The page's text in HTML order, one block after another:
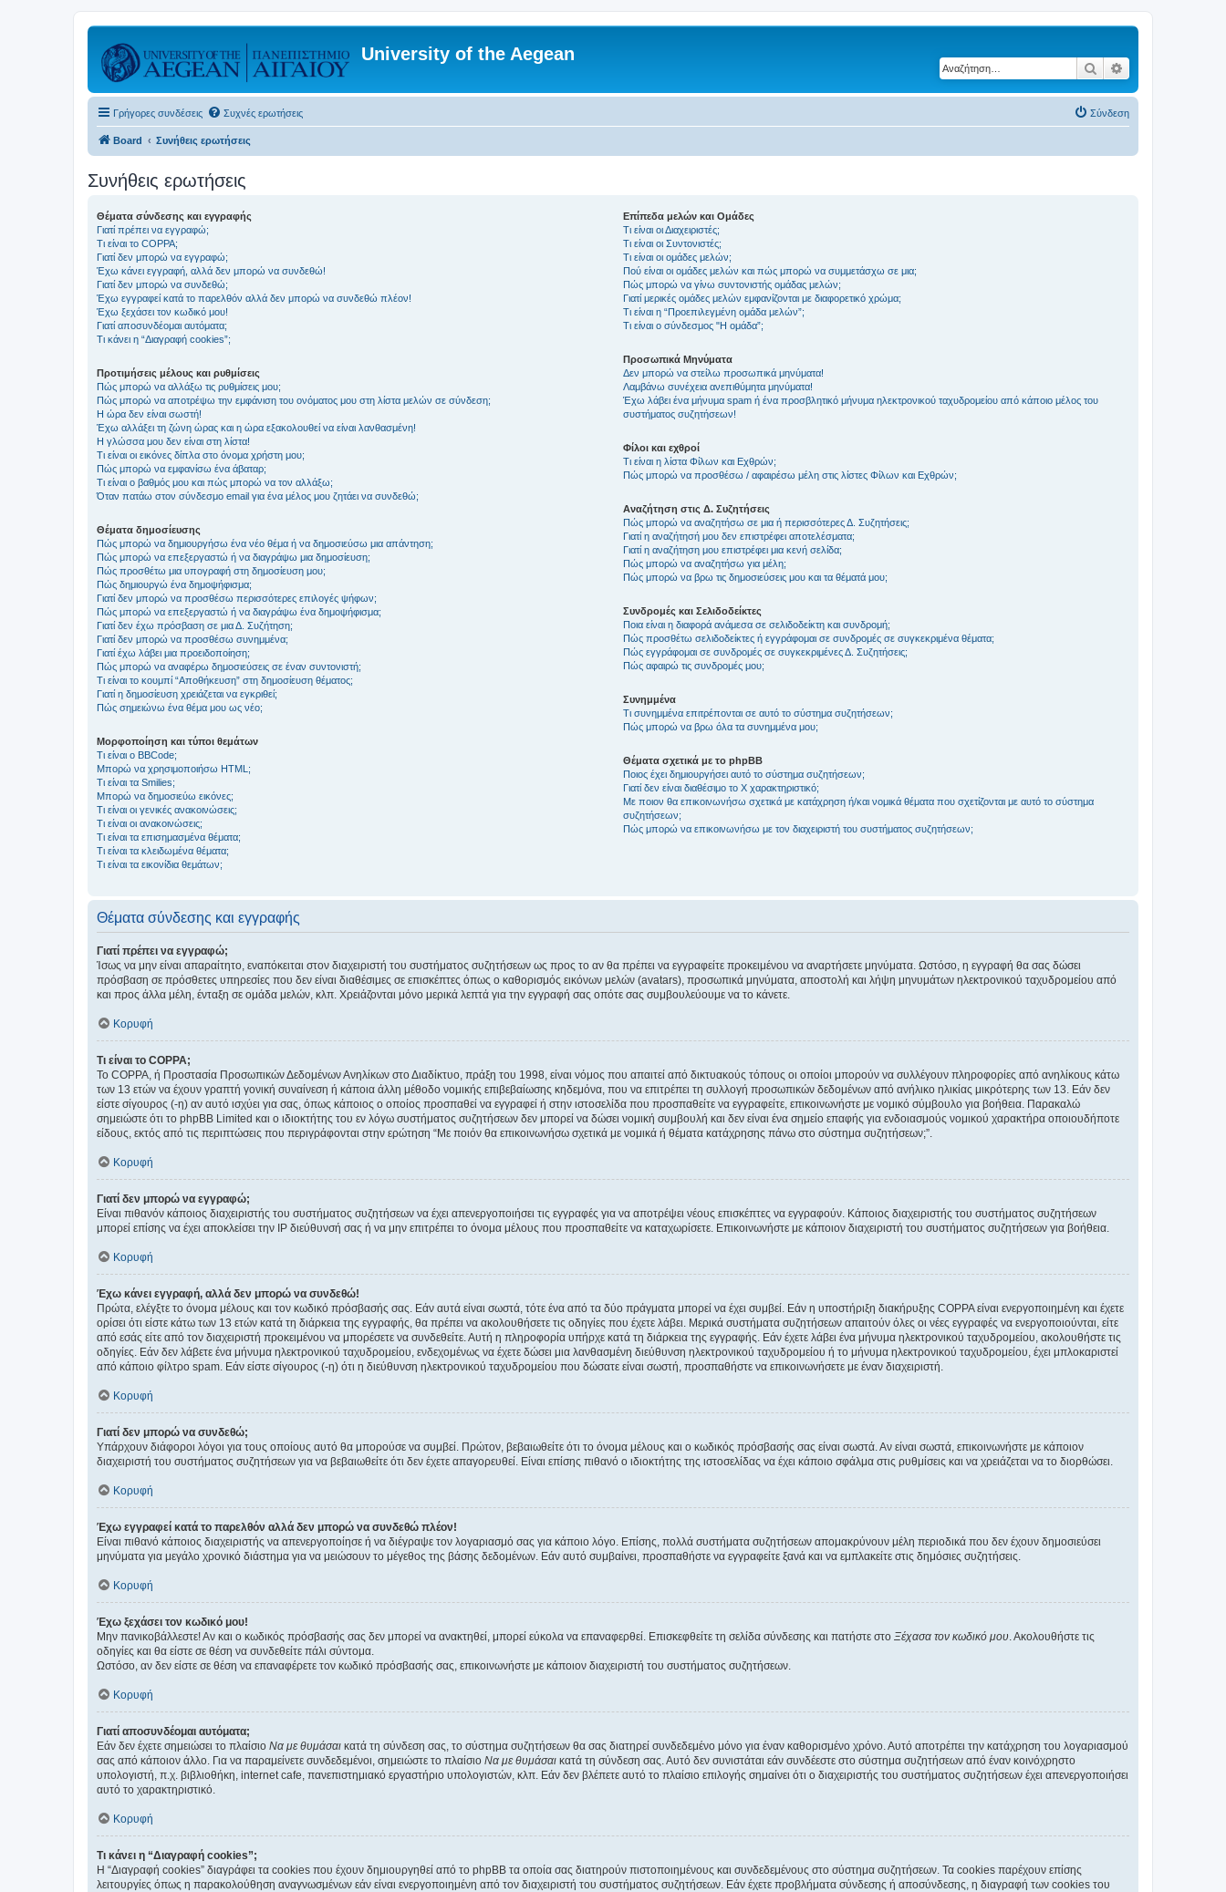
University of the Aegean
Αναζήτηση
Γρήγορες συνδέσεις Συχνές ερωτήσεις Σύνδεση
Board Συνήθεις ερωτήσεις
Συνήθεις ερωτήσεις
Θέματα σύνδεσης και εγγραφής
Γιατί πρέπει να εγγραφώ;
Τι είναι το COPPA;
Γιατί δεν μπορώ να εγγραφώ;
Έχω κάνει εγγραφή, αλλά δεν μπορώ να συνδεθώ!
Γιατί δεν μπορώ να συνδεθώ;
Έχω εγγραφεί κατά το παρελθόν αλλά δεν μπορώ να συνδεθώ πλέον!
Έχω ξεχάσει τον κωδικό μου!
Γιατί αποσυνδέομαι αυτόματα;
Τι κάνει η “Διαγραφή cookies”;
Προτιμήσεις μέλους και ρυθμίσεις
Πώς μπορώ να αλλάξω τις ρυθμίσεις μου;
Πώς μπορώ να αποτρέψω την εμφάνιση του ονόματος μου στη λίστα μελών σε σύνδεση;
Η ώρα δεν είναι σωστή!
Έχω αλλάξει τη ζώνη ώρας και η ώρα εξακολουθεί να είναι λανθασμένη!
Η γλώσσα μου δεν είναι στη λίστα!
Τι είναι οι εικόνες δίπλα στο όνομα χρήστη μου;
Πώς μπορώ να εμφανίσω ένα άβαταρ;
Τι είναι ο βαθμός μου και πώς μπορώ να τον αλλάξω;
Όταν πατάω στον σύνδεσμο email για ένα μέλος μου ζητάει να συνδεθώ;
Θέματα δημοσίευσης
Πώς μπορώ να δημιουργήσω ένα νέο θέμα ή να δημοσιεύσω μια απάντηση;
Πώς μπορώ να επεξεργαστώ ή να διαγράψω μια δημοσίευση;
Πώς προσθέτω μια υπογραφή στη δημοσίευση μου;
Πώς δημιουργώ ένα δημοψήφισμα;
Γιατί δεν μπορώ να προσθέσω περισσότερες επιλογές ψήφων;
Πώς μπορώ να επεξεργαστώ ή να διαγράψω ένα δημοψήφισμα;
Γιατί δεν έχω πρόσβαση σε μια Δ. Συζήτηση;
Γιατί δεν μπορώ να προσθέσω συνημμένα;
Γιατί έχω λάβει μια προειδοποίηση;
Πώς μπορώ να αναφέρω δημοσιεύσεις σε έναν συντονιστή;
Τι είναι το κουμπί “Αποθήκευση” στη δημοσίευση θέματος;
Γιατί η δημοσίευση χρειάζεται να εγκριθεί;
Πώς σημειώνω ένα θέμα μου ως νέο;
Μορφοποίηση και τύποι θεμάτων
Τι είναι ο BBCode;
Μπορώ να χρησιμοποιήσω HTML;
Τι είναι τα Smilies;
Μπορώ να δημοσιεύω εικόνες;
Τι είναι οι γενικές ανακοινώσεις;
Τι είναι οι ανακοινώσεις;
Τι είναι τα επισημασμένα θέματα;
Τι είναι τα κλειδωμένα θέματα;
Τι είναι τα εικονίδια θεμάτων;
Επίπεδα μελών και Ομάδες
Τι είναι οι Διαχειριστές;
Τι είναι οι Συντονιστές;
Τι είναι οι ομάδες μελών;
Πού είναι οι ομάδες μελών και πώς μπορώ να συμμετάσχω σε μια;
Πώς μπορώ να γίνω συντονιστής ομάδας μελών;
Γιατί μερικές ομάδες μελών εμφανίζονται με διαφορετικό χρώμα;
Τι είναι η “Προεπιλεγμένη ομάδα μελών”;
Τι είναι ο σύνδεσμος "Η ομάδα”;
Προσωπικά Μηνύματα
Δεν μπορώ να στείλω προσωπικά μηνύματα!
Λαμβάνω συνέχεια ανεπιθύμητα μηνύματα!
Έχω λάβει ένα μήνυμα spam ή ένα προσβλητικό μήνυμα ηλεκτρονικού ταχυδρομείου από κάποιο μέλος του
συστήματος συζητήσεων!
Φίλοι και εχθροί
Τι είναι η λίστα Φίλων και Εχθρών;
Πώς μπορώ να προσθέσω / αφαιρέσω μέλη στις λίστες Φίλων και Εχθρών;
Αναζήτηση στις Δ. Συζητήσεις
Πώς μπορώ να αναζητήσω σε μια ή περισσότερες Δ. Συζητήσεις;
Γιατί η αναζήτησή μου δεν επιστρέφει αποτελέσματα;
Γιατί η αναζήτηση μου επιστρέφει μια κενή σελίδα;
Πώς μπορώ να αναζητήσω για μέλη;
Πώς μπορώ να βρω τις δημοσιεύσεις μου και τα θέματά μου;
Συνδρομές και Σελιδοδείκτες
Ποια είναι η διαφορά ανάμεσα σε σελιδοδείκτη και συνδρομή;
Πώς προσθέτω σελιδοδείκτες ή εγγράφομαι σε συνδρομές σε συγκεκριμένα θέματα;
Πώς εγγράφομαι σε συνδρομές σε συγκεκριμένες Δ. Συζητήσεις;
Πώς αφαιρώ τις συνδρομές μου;
Συνημμένα
Τι συνημμένα επιτρέπονται σε αυτό το σύστημα συζητήσεων;
Πώς μπορώ να βρω όλα τα συνημμένα μου;
Θέματα σχετικά με το phpBB
Ποιος έχει δημιουργήσει αυτό το σύστημα συζητήσεων;
Γιατί δεν είναι διαθέσιμο το Χ χαρακτηριστικό;
Με ποιον θα επικοινωνήσω σχετικά με κατάχρηση ή/και νομικά θέματα που σχετίζονται με αυτό το σύστημα
συζητήσεων;
Πώς μπορώ να επικοινωνήσω με τον διαχειριστή του συστήματος συζητήσεων;
Θέματα σύνδεσης και εγγραφής
Γιατί πρέπει να εγγραφώ;
Ίσως να μην είναι απαραίτητο, εναπόκειται στον διαχειριστή του συστήματος συζητήσεων ως προς το αν θα πρέπει να εγγραφείτε προκειμένου να αναρτήσετε μηνύματα. Ωστόσο, η εγγραφή θα σας δώσει
πρόσβαση σε πρόσθετες υπηρεσίες που δεν είναι διαθέσιμες σε επισκέπτες όπως ο καθορισμός εικόνων μελών (avatars), προσωπικά μηνύματα, αποστολή και λήψη μηνυμάτων ηλεκτρονικού ταχυδρομείου από
και προς άλλα μέλη, ένταξη σε ομάδα μελών, κλπ. Χρειάζονται μόνο μερικά λεπτά για την εγγραφή σας οπότε σας συμβουλεύουμε να το κάνετε.
Κορυφή
Τι είναι το COPPA;
Το COPPA, ή Προστασία Προσωπικών Δεδομένων Ανηλίκων στο Διαδίκτυο, πράξη του 1998, είναι νόμος που απαιτεί από δικτυακούς τόπους οι οποίοι μπορούν να συλλέγουν πληροφορίες από ανηλίκους κάτω
των 13 ετών να έχουν γραπτή γονική συναίνεση ή κάποια άλλη μέθοδο νομικής επιβεβαίωσης κηδεμόνα, που να επιτρέπει τη συλλογή προσωπικών δεδομένων από ανήλικο ηλικίας μικρότερης των 13. Εάν δεν
είστε σίγουρος (-η) αν αυτό ισχύει για σας, όπως κάποιος ο οποίος προσπαθεί να εγγραφεί ή στην ιστοσελίδα που προσπαθείτε να εγγραφείτε, επικοινωνήστε με νομικό σύμβουλο για βοήθεια. Παρακαλώ
σημειώστε ότι το phpBB Limited και ο ιδιοκτήτης του εν λόγω συστήματος συζητήσεων δεν μπορεί να δώσει νομική συμβουλή και δεν είναι ένα σημείο επαφής για ενδοιασμούς νομικού χαρακτήρα οποιουδήποτε
είδους, εκτός από τις περιπτώσεις που περιγράφονται στην ερώτηση “Με ποιόν θα επικοινωνήσω σχετικά με νομικά ή θέματα κατάχρησης πάνω στο σύστημα συζητήσεων;”.
Κορυφή
Γιατί δεν μπορώ να εγγραφώ;
Είναι πιθανόν κάποιος διαχειριστής του συστήματος συζητήσεων να έχει απενεργοποιήσει τις εγγραφές για να αποτρέψει νέους επισκέπτες να εγγραφούν. Κάποιος διαχειριστής του συστήματος συζητήσεων
μπορεί επίσης να έχει αποκλείσει την IP διεύθυνσή σας ή να μην επιτρέπει το όνομα μέλους που προσπαθείτε να καταχωρίσετε. Επικοινωνήστε με κάποιον διαχειριστή του συστήματος συζητήσεων για βοήθεια.
Κορυφή
Έχω κάνει εγγραφή, αλλά δεν μπορώ να συνδεθώ!
Πρώτα, ελέγξτε το όνομα μέλους και τον κωδικό πρόσβασής σας. Εάν αυτά είναι σωστά, τότε ένα από τα δύο πράγματα μπορεί να έχει συμβεί. Εάν η υποστήριξη διακήρυξης COPPA είναι ενεργοποιημένη και έχετε
ορίσει ότι είστε κάτω των 13 ετών κατά τη διάρκεια της εγγραφής, θα πρέπει να ακολουθήσετε τις οδηγίες που έχετε λάβει. Μερικά συστήματα συζητήσεων απαιτούν όλες οι νέες εγγραφές να ενεργοποιούνται, είτε
από εσάς είτε από τον διαχειριστή προκειμένου να μπορέσετε να συνδεθείτε. Αυτή η πληροφορία υπήρχε κατά τη διάρκεια της εγγραφής. Εάν έχετε λάβει ένα μήνυμα ηλεκτρονικού ταχυδρομείου, ακολουθήστε τις
οδηγίες. Εάν δεν λάβετε ένα μήνυμα ηλεκτρονικού ταχυδρομείου, ενδεχομένως να έχετε δώσει μια λανθασμένη διεύθυνση ηλεκτρονικού ταχυδρομείου ή το μήνυμα ηλεκτρονικού ταχυδρομείου, έχει μπλοκαριστεί
από κάποιο φίλτρο spam. Εάν είστε σίγουρος (-η) ότι η διεύθυνση ηλεκτρονικού ταχυδρομείου που δώσατε είναι σωστή, προσπαθήστε να επικοινωνήσετε με έναν διαχειριστή.
Κορυφή
Γιατί δεν μπορώ να συνδεθώ;
Υπάρχουν διάφοροι λόγοι για τους οποίους αυτό θα μπορούσε να συμβεί. Πρώτον, βεβαιωθείτε ότι το όνομα μέλους και ο κωδικός πρόσβασής σας είναι σωστά. Αν είναι σωστά, επικοινωνήστε με κάποιον
διαχειριστή του συστήματος συζητήσεων για να βεβαιωθείτε ότι δεν έχετε απαγορευθεί. Είναι επίσης πιθανό ο ιδιοκτήτης της ιστοσελίδας να έχει κάποιο σφάλμα στις ρυθμίσεις και να χρειάζεται να το διορθώσει.
Κορυφή
Έχω εγγραφεί κατά το παρελθόν αλλά δεν μπορώ να συνδεθώ πλέον!
Είναι πιθανό κάποιος διαχειριστής να απενεργοποίησε ή να διέγραψε τον λογαριασμό σας για κάποιο λόγο. Επίσης, πολλά συστήματα συζητήσεων απομακρύνουν μέλη περιοδικά που δεν έχουν δημοσιεύσει
μηνύματα για μεγάλο χρονικό διάστημα για να μειώσουν το μέγεθος της βάσης δεδομένων. Εάν αυτό συμβαίνει, προσπαθήστε να εγγραφείτε ξανά και να εμπλακείτε στις δημόσιες συζητήσεις.
Κορυφή
Έχω ξεχάσει τον κωδικό μου!
Μην πανικοβάλλεστε! Αν και ο κωδικός πρόσβασής σας δεν μπορεί να ανακτηθεί, μπορεί εύκολα να επαναφερθεί. Επισκεφθείτε τη σελίδα σύνδεσης και πατήστε στο Ξέχασα τον κωδικό μου. Ακολουθήστε τις
οδηγίες και θα είστε σε θέση να συνδεθείτε πάλι σύντομα.
Ωστόσο, αν δεν είστε σε θέση να επαναφέρετε τον κωδικό πρόσβασής σας, επικοινωνήστε με κάποιον διαχειριστή του συστήματος συζητήσεων.
Κορυφή
Γιατί αποσυνδέομαι αυτόματα;
Εάν δεν έχετε σημειώσει το πλαίσιο Να με θυμάσαι κατά τη σύνδεση σας, το σύστημα συζητήσεων θα σας διατηρεί συνδεδεμένο μόνο για έναν καθορισμένο χρόνο. Αυτό αποτρέπει την κατάχρηση του λογαριασμού
σας από κάποιον άλλο. Για να παραμείνετε συνδεδεμένοι, σημειώστε το πλαίσιο Να με θυμάσαι κατά τη σύνδεση σας. Αυτό δεν συνιστάται εάν συνδέεστε στο σύστημα συζητήσεων από έναν κοινόχρηστο
υπολογιστή, π.χ. βιβλιοθήκη, internet cafe, πανεπιστημιακό εργαστήριο υπολογιστών, κλπ. Εάν δεν βλέπετε αυτό το πλαίσιο επιλογής σημαίνει ότι ο διαχειριστής του συστήματος συζητήσεων έχει απενεργοποιήσει
αυτό το χαρακτηριστικό.
Κορυφή
Τι κάνει η “Διαγραφή cookies”;
Η “Διαγραφή cookies” διαγράφει τα cookies που έχουν δημιουργηθεί από το phpBB τα οποία σας διατηρούν πιστοποιημένους και συνδεδεμένους στο σύστημα συζητήσεων. Τα cookies παρέχουν επίσης
λειτουργίες όπως η παρακολούθηση αναγνωσμένων εάν είναι ενεργοποιημένη από τον διαχειριστή του συστήματος συζητήσεων. Εάν έχετε προβλήματα σύνδεσης ή αποσύνδεσης, η διαγραφή των cookies του